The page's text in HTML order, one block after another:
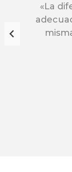
«La